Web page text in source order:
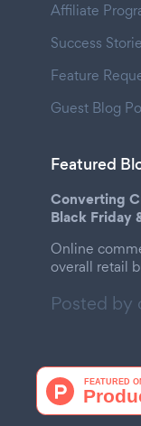
Affiliate
Success
Feature
Guest Blog
Featured
Converting
Black Friday
Online
overall retail
Posted by